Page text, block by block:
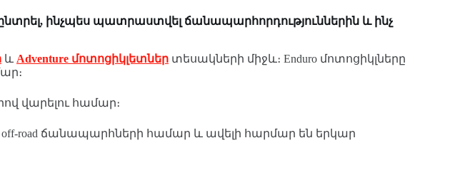
ինչպես պատրաստվել ճանապարհորդություններին և ինչ
և Adventure մոտոցիկլետներ տեսակների միջև։ Enduro մոտոցիկլները
վարելու համար։
road ճանապարհների համար և ավելի հարմար են երկար